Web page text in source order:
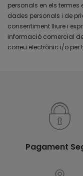
personals en els
dades personals i de
consentiment lliure i
informació comercial
correu electrònic i/o per
Pagament